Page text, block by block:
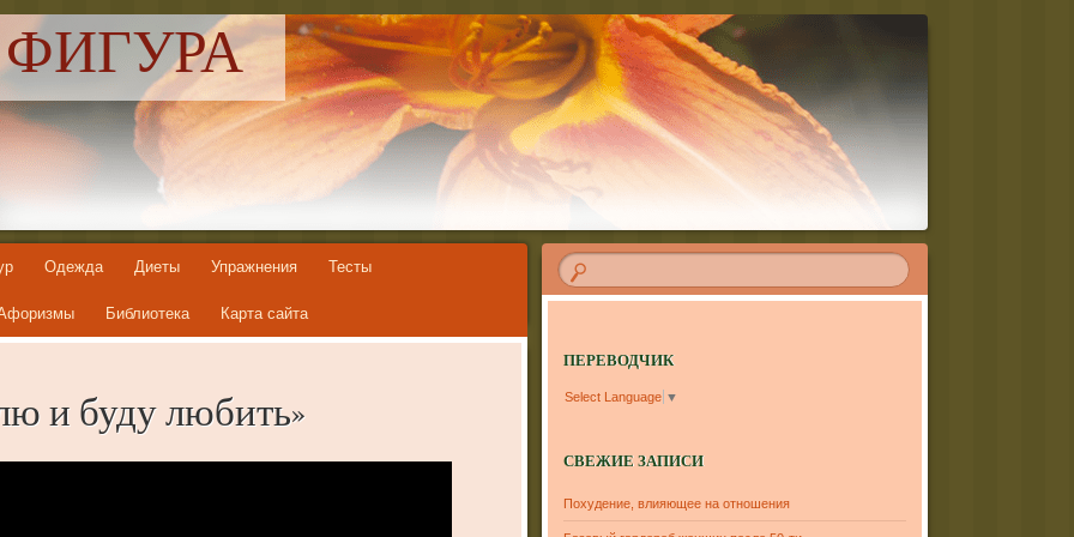
Одежда Диеты Упражнения Тесты
Библиотека Карта сайта
и буду любить»
ПЕРЕВОДЧИК
Select Language ▼
СВЕЖИЕ ЗАПИСИ
Похудение, влияющее на отношения